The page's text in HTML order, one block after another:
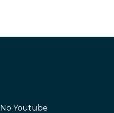
No Youtube